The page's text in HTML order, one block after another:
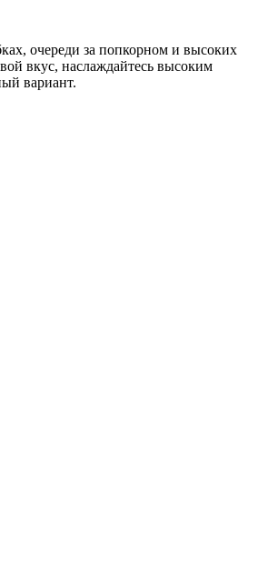
очереди за попкорном и высоких
вкус, наслаждайтесь высоким
вариант.